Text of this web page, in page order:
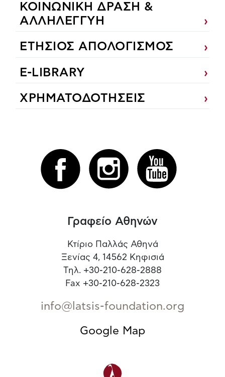
ΚΟΙΝΩΝΙΚΗ ΔΡΑΣΗ &
ΑΛΛΗΛΕΓΓΥΗ
ΕΤΗΣΙΟΣ ΑΠΟΛΟΓΙΣΜΟΣ
E-LIBRARY
ΧΡΗΜΑΤΟΔΟΤΗΣΕΙΣ
Γραφείο Αθηνών
Κτίριο Παλλάς Αθηνά
Ξενίας 4, 14562 Κηφισιά
Τηλ. +30-210-628-2888
Fax +30-210-628-2323
info@latsis-foundation.org
Google Map